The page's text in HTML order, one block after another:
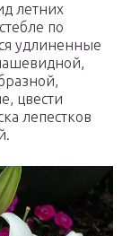
летних
по
удлиненные
цвести
лепестков